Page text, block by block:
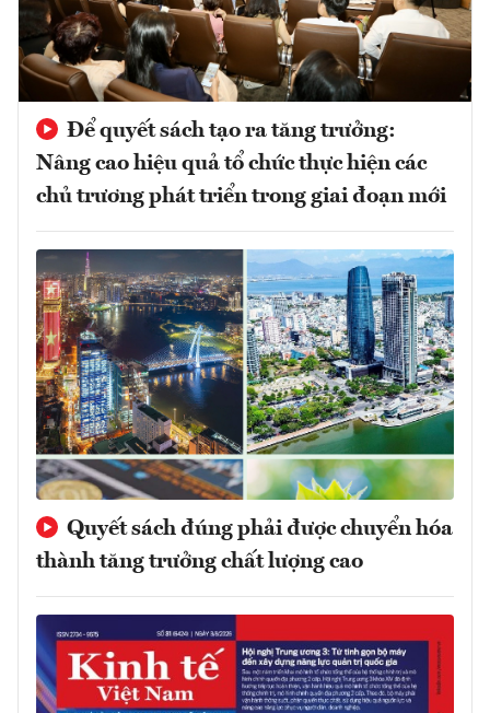
Để quyết sách tạo ra tăng trưởng:
Nâng cao hiệu quả tổ chức thực hiện các
chủ trương phát triển trong giai đoạn mới
Quyết sách đúng phải được chuyển hóa
thành tăng trưởng chất lượng cao